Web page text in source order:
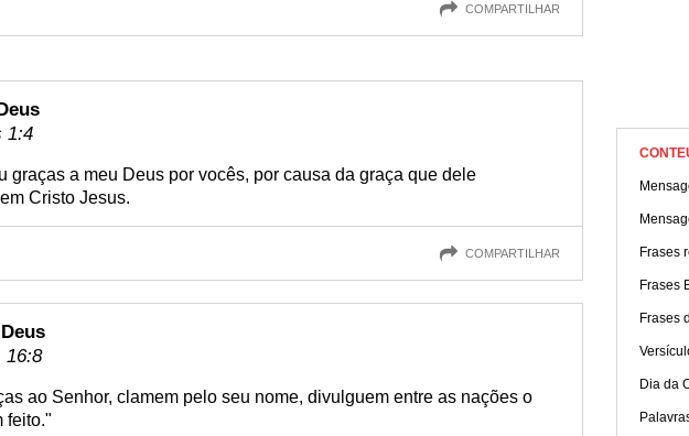
COMPARTILHAR
1:4
graças a meu Deus por vocês, por causa da graça que dele
Cristo Jesus.
COMPARTILHAR
16:8
ao Senhor, clamem pelo seu nome, divulguem entre as nações o
feito."
Frases
Frases
Frases
Dia da